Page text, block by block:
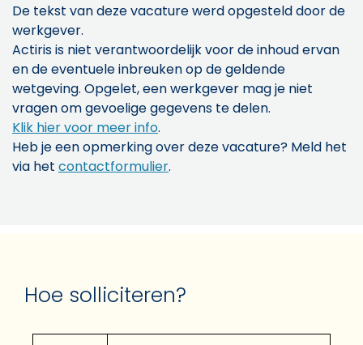
De tekst van deze vacature werd opgesteld door de
werkgever.
Actiris is niet verantwoordelijk voor de inhoud ervan
en de eventuele inbreuken op de geldende
wetgeving. Opgelet, een werkgever mag je niet
vragen om gevoelige gegevens te delen.
Klik hier voor meer info.
Heb je een opmerking over deze vacature? Meld het
via het contactformulier.
Hoe solliciteren?